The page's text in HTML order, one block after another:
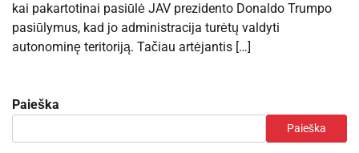
kai pakartotinai pasiūlė JAV prezidento Donaldo Trumpo
pasiūlymus, kad jo administracija turėtų valdyti
autonominę teritoriją. Tačiau artėjantis […]
Paieška
Paieška